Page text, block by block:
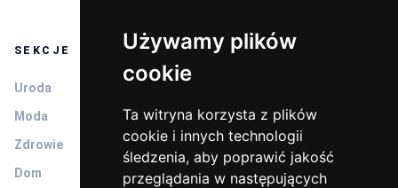
Używamy plików
cookie
Ta witryna korzysta z plików
cookie i innych technologii
śledzenia, aby poprawić jakość
przeglądania w następujących
SEKCJE
Uroda
Moda
Zdrowie
Dom